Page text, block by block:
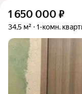
1 650 000 ₽
34,5 м² 1-комн.